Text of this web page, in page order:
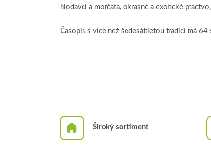
hlodavci a morčata, okrasné a exotické
Časopis s více než šedesátiletou tradicí má
Široký sortiment